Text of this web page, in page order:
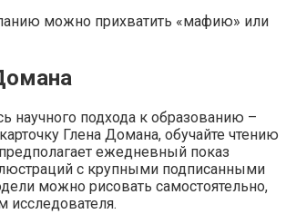
можно прихватить «мафию» или
научного подхода к образованию –
Глена Домана, обучайте чтению
предполагает ежедневный показ
с крупными подписанными
можно рисовать самостоятельно,
исследователя.